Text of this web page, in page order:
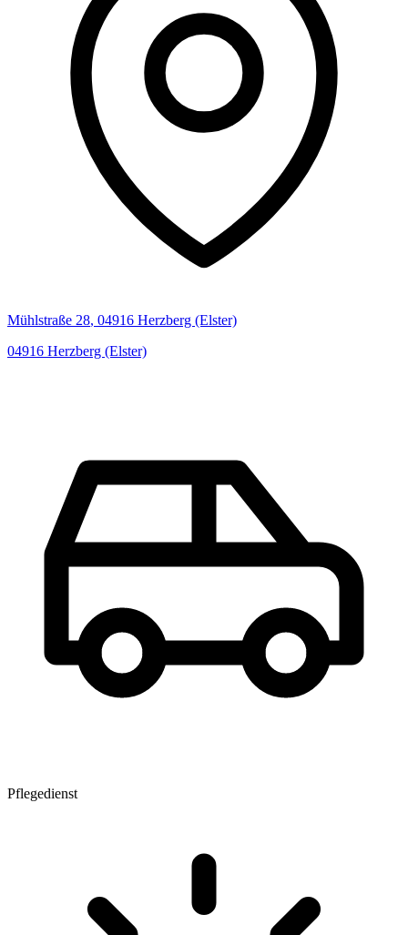
Mühlstraße 28, 04916 Herzberg (Elster)
04916 Herzberg (Elster)
Pflegedienst